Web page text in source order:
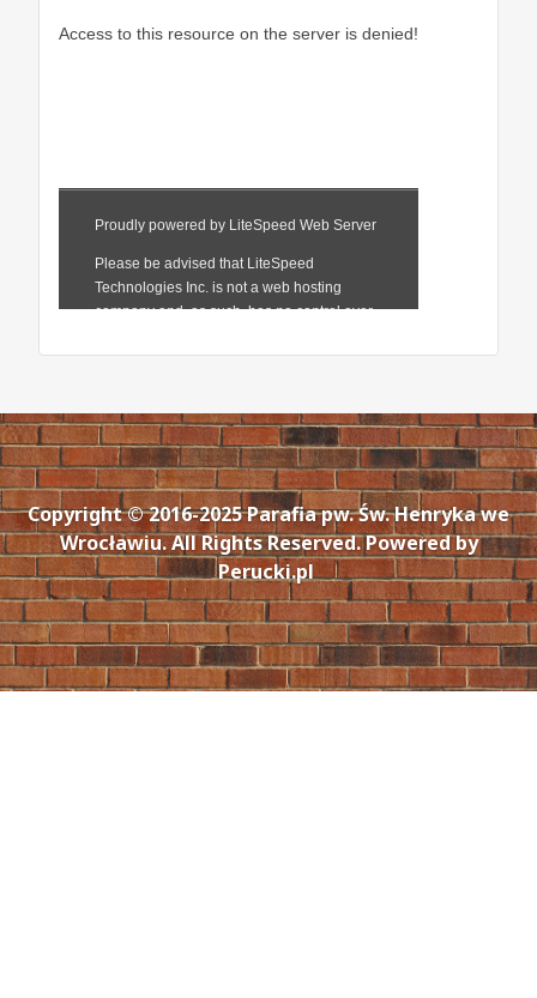
Copyright © 2016-2025 Parafia pw. Św. Henryka we
Wrocławiu. All Rights Reserved. Powered by
Perucki.pl